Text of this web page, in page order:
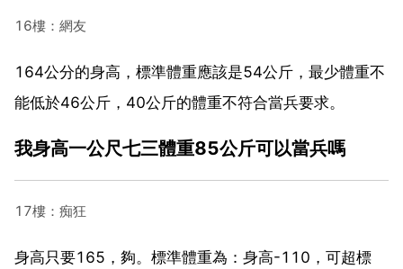
16樓：網友
164公分的身高，標準體重應該是54公斤，最少體重不
能低於46公斤，40公斤的體重不符合當兵要求。
我身高一公尺七三體重85公斤可以當兵嗎
17樓：痴狂
身高只要165，夠。標準體重為：身高-110，可超標